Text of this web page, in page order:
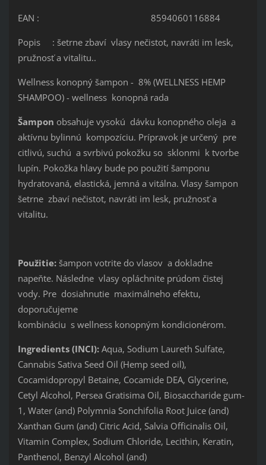
EAN : 8594060116884
Popis : šetrne zbaví vlasy nečistot, navráti im lesk,
pružnosť a vitalitu..
Wellness konopný šampon - 8% (WELLNESS HEMP
SHAMPOO) - wellness konopná rada
Šampon obsahuje vysokú dávku konopného oleja a
aktívnu bylinnú kompozíciu. Prípravok je určený pre
citlivú, suchú a svrbivú pokožku so sklonmi k tvorbe
lupín. Pokožka hlavy bude po použití šamponu
hydratovaná, elastická, jemná a vitálna. Vlasy šampon
šetrne zbaví nečistot, navráti im lesk, pružnosť a
vitalitu.
Použitie:šampon votrite do vlasov a dokladne
napeňte. Následne vlasy opláchnite prúdom čistej
vody. Pre dosiahnutie maximálneho efektu,
doporučujeme
kombináciu s wellness konopným kondicionérom.
Ingredients (INCI):Aqua, Sodium Laureth Sulfate,
Cannabis Sativa Seed Oil (Hemp seed oil),
Cocamidopropyl Betaine, Cocamide DEA, Glycerine,
Cetyl Alcohol, Persea Gratisima Oil, Biosaccharide gum-
1, Water (and) Polymnia Sonchifolia Root Juice (and)
Xanthan Gum (and) Citric Acid, Salvia Officinalis Oil,
Vitamin Complex, Sodium Chloride, Lecithin, Keratin,
Panthenol, Benzyl Alcohol (and)